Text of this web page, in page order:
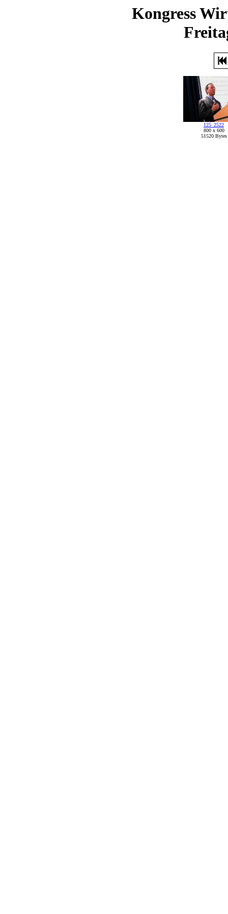
Kongress
125_2522
800 x 600
51520 Bytes